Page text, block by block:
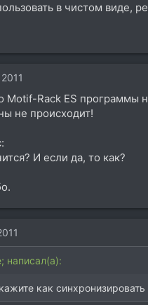
в чистом виде,
Motif-Rack ES программы
не происходит!
И если да, то как?
написал(а):
как